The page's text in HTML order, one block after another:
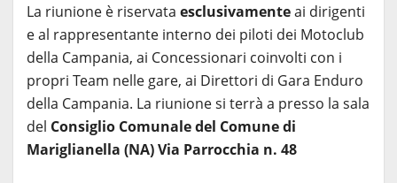
La riunione è riservata esclusivamenteai dirigenti
e al rappresentante interno dei piloti dei Motoclub
della Campania, ai Concessionari coinvolti con i
propri Team nelle gare, ai Direttori di Gara Enduro
della Campania. La riunione si terrà a presso la sala
del Consiglio Comunale del Comune di
Mariglianella (NA) Via Parrocchia n. 48